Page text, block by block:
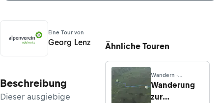
Eine Tour von
Georg Lenz
Beschreibung
Dieser ausgiebige
Ähnliche Touren
Wandern ·
Steiermark
Wanderung
zur